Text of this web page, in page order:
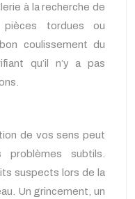
à la recherche de
pièces tordues ou
coulissement du
qu’il n’y a pas
de vos sens peut
subtils.
suspects lors de la
Un grincement, un